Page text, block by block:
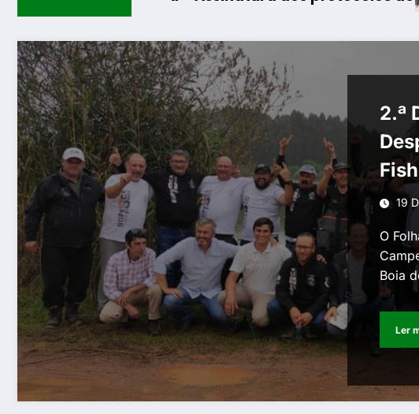
2.ª
19
O
Boia
Ler